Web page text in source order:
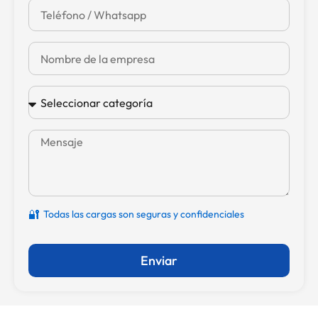
🔐 Todas las cargas son seguras y confidenciales
Enviar